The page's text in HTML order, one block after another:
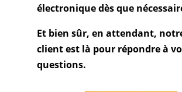
électronique dès que
Et bien sûr, en attendant,
client est là pour répondre à
questions.